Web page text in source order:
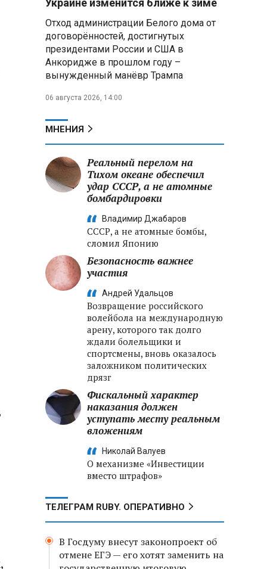
Президент Алжира готовится
к визиту в Беларусь — МИД
Алжира
300 жителей Курской области,
неизвестной
Второй энергоблок БелАЭС
вновь вышел на номинальную
мощность после диагностики
оборудования
Украине изменится ближе к зиме
Отход администрации Белого дома от
договорённостей, достигнутых
президентами России и США в
Анкоридже в прошлом году –
вынужденный манёвр Трампа
06 августа 2026, 14:00
МНЕНИЯ
Реальный перелом на
Тихом океане обеспечил
удар СССР, а не атомные
бомбардировки
Владимир Джабаров
СССР, а не атомные бомбы,
сломил Японию
Безопасность важнее
участия
Андрей Удальцов
Возвращение российского
волейбола на международную
арену, которого так долго
ждали болельщики и
спортсмены, вновь оказалось
заложником политических
дрязг
Фискальный характер
наказания должен
уступать месту реальным
вложениям
Николай Валуев
О механизме «Инвестиции
вместо штрафов»
ТЕЛЕГРАМ RUBY. ОПЕРАТИВНО
В Госдуму внесут законопроект об
отмене ЕГЭ — его хотят заменить на